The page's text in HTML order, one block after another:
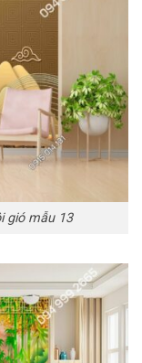
gió mẫu 13